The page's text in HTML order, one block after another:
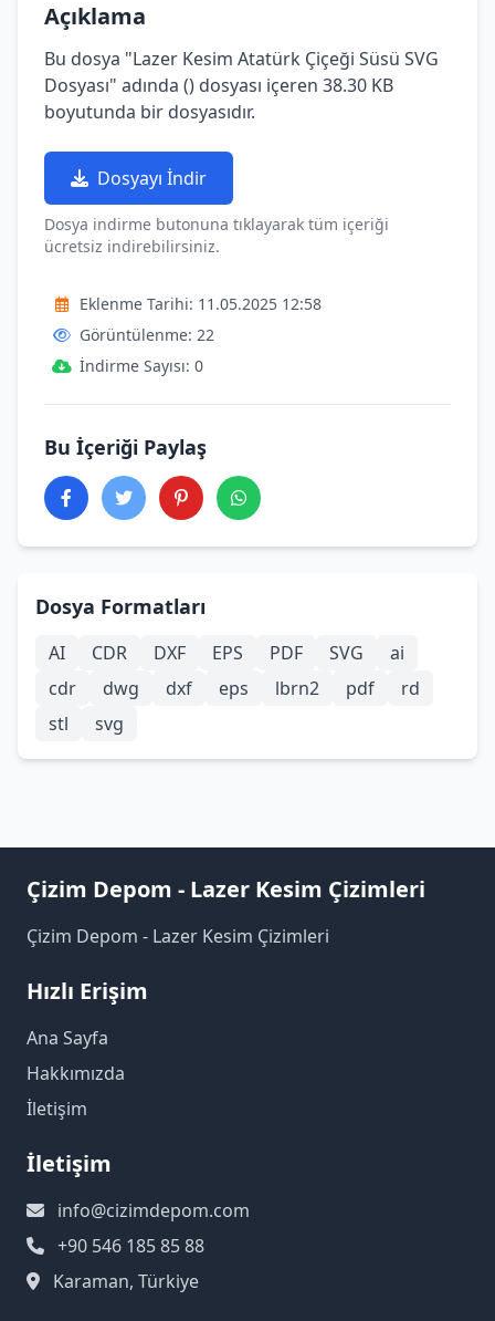
Dosya Formatları
AI CDR DXF EPS PDF SVG
ai
cdr
dwg dxf eps lbrn2 pdf
rd
stl
svg
Açıklama
Bu dosya "Lazer Kesim Atatürk Çiçeği Süsü SVG
Dosyası" adında () dosyası içeren 38.30 KB
boyutunda bir dosyasıdır.
Dosyayı İndir
Dosya indirme butonuna tıklayarak tüm içeriği
ücretsiz indirebilirsiniz.
Eklenme Tarihi: 11.05.2025 12:58
Görüntülenme: 22
İndirme Sayısı: 0
Bu İçeriği Paylaş
Çizim Depom - Lazer Kesim Çizimleri
Çizim Depom - Lazer Kesim Çizimleri
Hızlı Erişim
Ana Sayfa
Hakkımızda
İletişim
İletişim
info@cizimdepom.com
+90 546 185 85 88
Karaman, Türkiye